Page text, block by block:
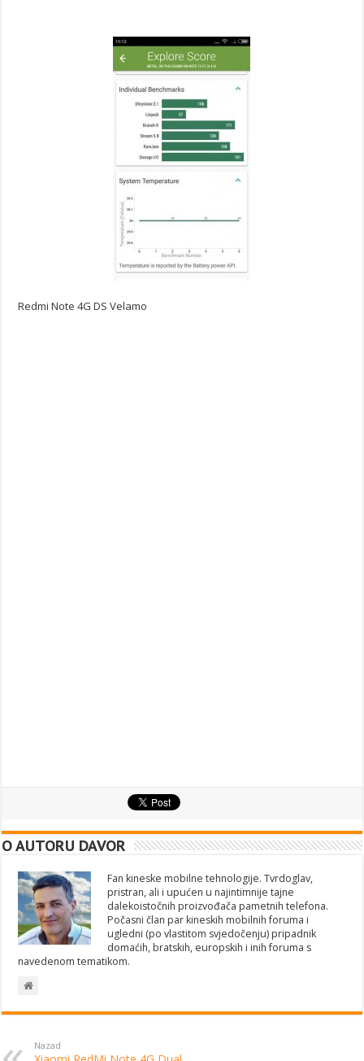
Redmi Note 4G DS Velamo
O AUTORU DAVOR
Fan kineske mobilne tehnologije. Tvrdoglav,
pristran, ali i upućen u najintimnije tajne
dalekoistočnih proizvođača pametnih telefona.
Počasni član par kineskih mobilnih foruma i
ugledni (po vlastitom svjedočenju) pripadnik
domaćih, bratskih, europskih i inih foruma s
navedenom tematikom.
Nazad